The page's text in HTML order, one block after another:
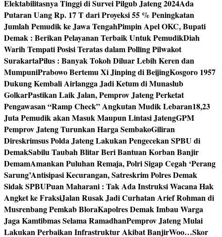
Elektabilitasnya Tinggi di Survei Pilgub Jateng 2024Ada
Putaran Uang Rp. 17 T dari Proyeksi 55 % Peningkatan
Jumlah Pemudik ke Jawa TengahPimpin Apel OKC, Bupati
Demak : Berikan Pelayanan Terbaik Untuk PemudikDiah
Warih Tempati Posisi Teratas dalam Polling Pilwakot
SurakartaPilus : Banyak Tokoh Diluar Lebih Keren dan
MumpuniPrabowo Bertemu Xi Jinping di BeijingKosgoro 1957
Dukung Kembali Airlangga Jadi Ketum di Munaslub
GolkarPastikan Laik Jalan, Pemprov Jateng Perketat
Pengawasan “Ramp Check” Angkutan Mudik Lebaran18,23
Juta Pemudik akan Masuk Maupun Lintasi JatengGPM
Pemprov Jateng Turunkan Harga SembakoGiliran
Direskrimsus Polda Jateng Lakukan Pengecekan SPBU di
DemakSabilu Taubah Blitar Beri Bantuan Korban Banjir
DemamAmankan Puluhan Remaja, Polri Sigap Cegah ‘Perang
Sarung’Antisipasi Kecurangan, Satreskrim Polres Demak
Sidak SPBUPuan Maharani : Tak Ada Instruksi Wacana Hak
Angket ke FraksiJalan Rusak Jadi Curhatan Arief Rohman di
Musrenbang Pemkab BloraKapolres Demak Imbau Warga
Jaga Kamtibmas Selama RamadhanPemprov Jateng Mulai
Lakukan Perbaikan Infrastruktur Akibat BanjirWoo…Skor